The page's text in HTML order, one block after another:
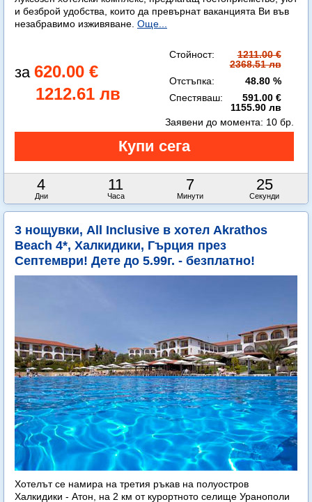
и безброй удобства, които да превърнат ваканцията Ви във
незабравимо изживяване. Още...
620.00 €
1212.61 лв
Стойност:
1211.00 €
2368.51 лв
Отстъпка:
48.80 %
Спестяваш:
591.00 €
1155.90 лв
4
Дни
11
Часа
7
Минути
23
Секунди
Заявени до момента: 10 бр.
3 нощувки, All Inclusive в хотел Akrathos
Beach 4*, Халкидики, Гърция през
Септември! Дете до 5.99г. - безплатно!
Хотелът се намира на третия ръкав на полуостров
Халкидики - Атон, на 2 км от курортното селище Уранополи